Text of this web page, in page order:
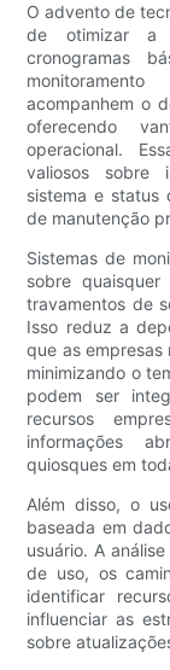
O advento de
de otimizar a
cronogramas
acompanhem o
oferecendo
operacional.
valiosos sobre
sistema e status
de manutenção
Sistemas de
sobre
travamentos de
Isso reduz a
que as empresas
minimizando o
podem ser
recursos
informações
quiosques em
Além disso, o
baseada em
usuário. A
de uso, os
identificar
influenciar as
sobre